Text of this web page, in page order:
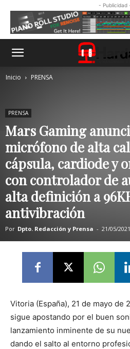
- Publicidad
Inicio PRENSA
PRENSA
Mars Gaming
micrófono de alta
cápsula, cardiode y
con controlador de
alta definición a
antivibración
Por Dpto. Redacción y Prensa - 21/05/2021
Vitoria (España), 21 de mayo de
sigue apostando por el buen
lanzamiento inminente de su
dando el salto al entorno